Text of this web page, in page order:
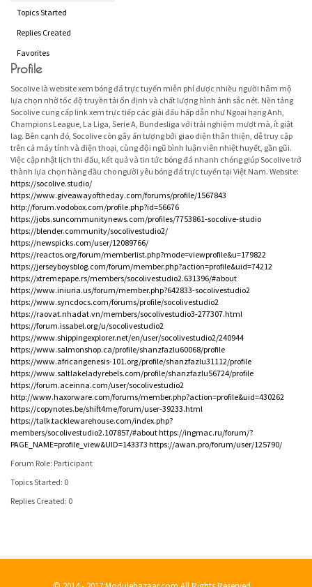
Topics Started
Replies Created
Favorites
Profile
Socolive là website xem bóng đá trực tuyến miễn phí được nhiều người hâm mộ
lựa chọn nhờ tốc độ truyền tải ổn định và chất lượng hình ảnh sắc nét. Nền tảng
Socolive cung cấp link xem trực tiếp các giải đấu hấp dẫn như Ngoại hạng Anh,
Champions League, La Liga, Serie A, Bundesliga với trải nghiệm mượt mà, ít giật
lag. Bên cạnh đó, Socolive còn gây ấn tượng bởi giao diện thân thiện, dễ truy cập
trên cả máy tính và điện thoại, cùng đội ngũ bình luận viên nhiệt huyết, gần gũi.
Việc cập nhật lịch thi đấu, kết quả và tin tức bóng đá nhanh chóng giúp Socolive trở
thành lựa chọn hàng đầu cho người yêu bóng đá trực tuyến tại Việt Nam. Website:
https://socolive.studio/
https://www.giveawayoftheday.com/forums/profile/1567843
http://forum.vodobox.com/profile.php?id=56676
https://jobs.suncommunitynews.com/profiles/7753861-socolive-studio
https://blender.community/socolivestudio2/
https://newspicks.com/user/12089766/
https://reactos.org/forum/memberlist.php?mode=viewprofile&u=179822
https://jerseyboysblog.com/forum/member.php?action=profile&uid=74212
https://xtremepape.rs/members/socolivestudio2.631396/#about
https://www.iniuria.us/forum/member.php?642833-socolivestudio2
https://www.syncdocs.com/forums/profile/socolivestudio2
https://raovat.nhadat.vn/members/socolivestudio3-277307.html
https://forum.issabel.org/u/socolivestudio2
https://www.shippingexplorer.net/en/user/socolivestudio2/240944
https://www.salmonshop.ca/profile/shanzfazlu60068/profile
https://www.africangenesis-101.org/profile/shanzfazlu31112/profile
https://www.saltlakeladyrebels.com/profile/shanzfazlu56724/profile
https://forum.aceinna.com/user/socolivestudio2
http://www.haxorware.com/forums/member.php?action=profile&uid=430262
https://copynotes.be/shift4me/forum/user-39233.html
https://talk.tacklewarehouse.com/index.php?
members/socolivestudio2.107857/#abouthttps://ingmac.ru/forum/?
PAGE_NAME=profile_view&UID=143373 https://awan.pro/forum/user/125790/
Forum Role: Participant
Topics Started: 0
Replies Created: 0